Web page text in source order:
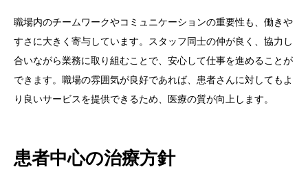
職場内のチームワークやコミュニケーションの重要性も、働きや
すさに大きく寄与しています。スタッフ同士の仲が良く、協力し
合いながら業務に取り組むことで、安心して仕事を進めることが
できます。職場の雰囲気が良好であれば、患者さんに対してもよ
り良いサービスを提供できるため、医療の質が向上します。
患者中心の治療方針